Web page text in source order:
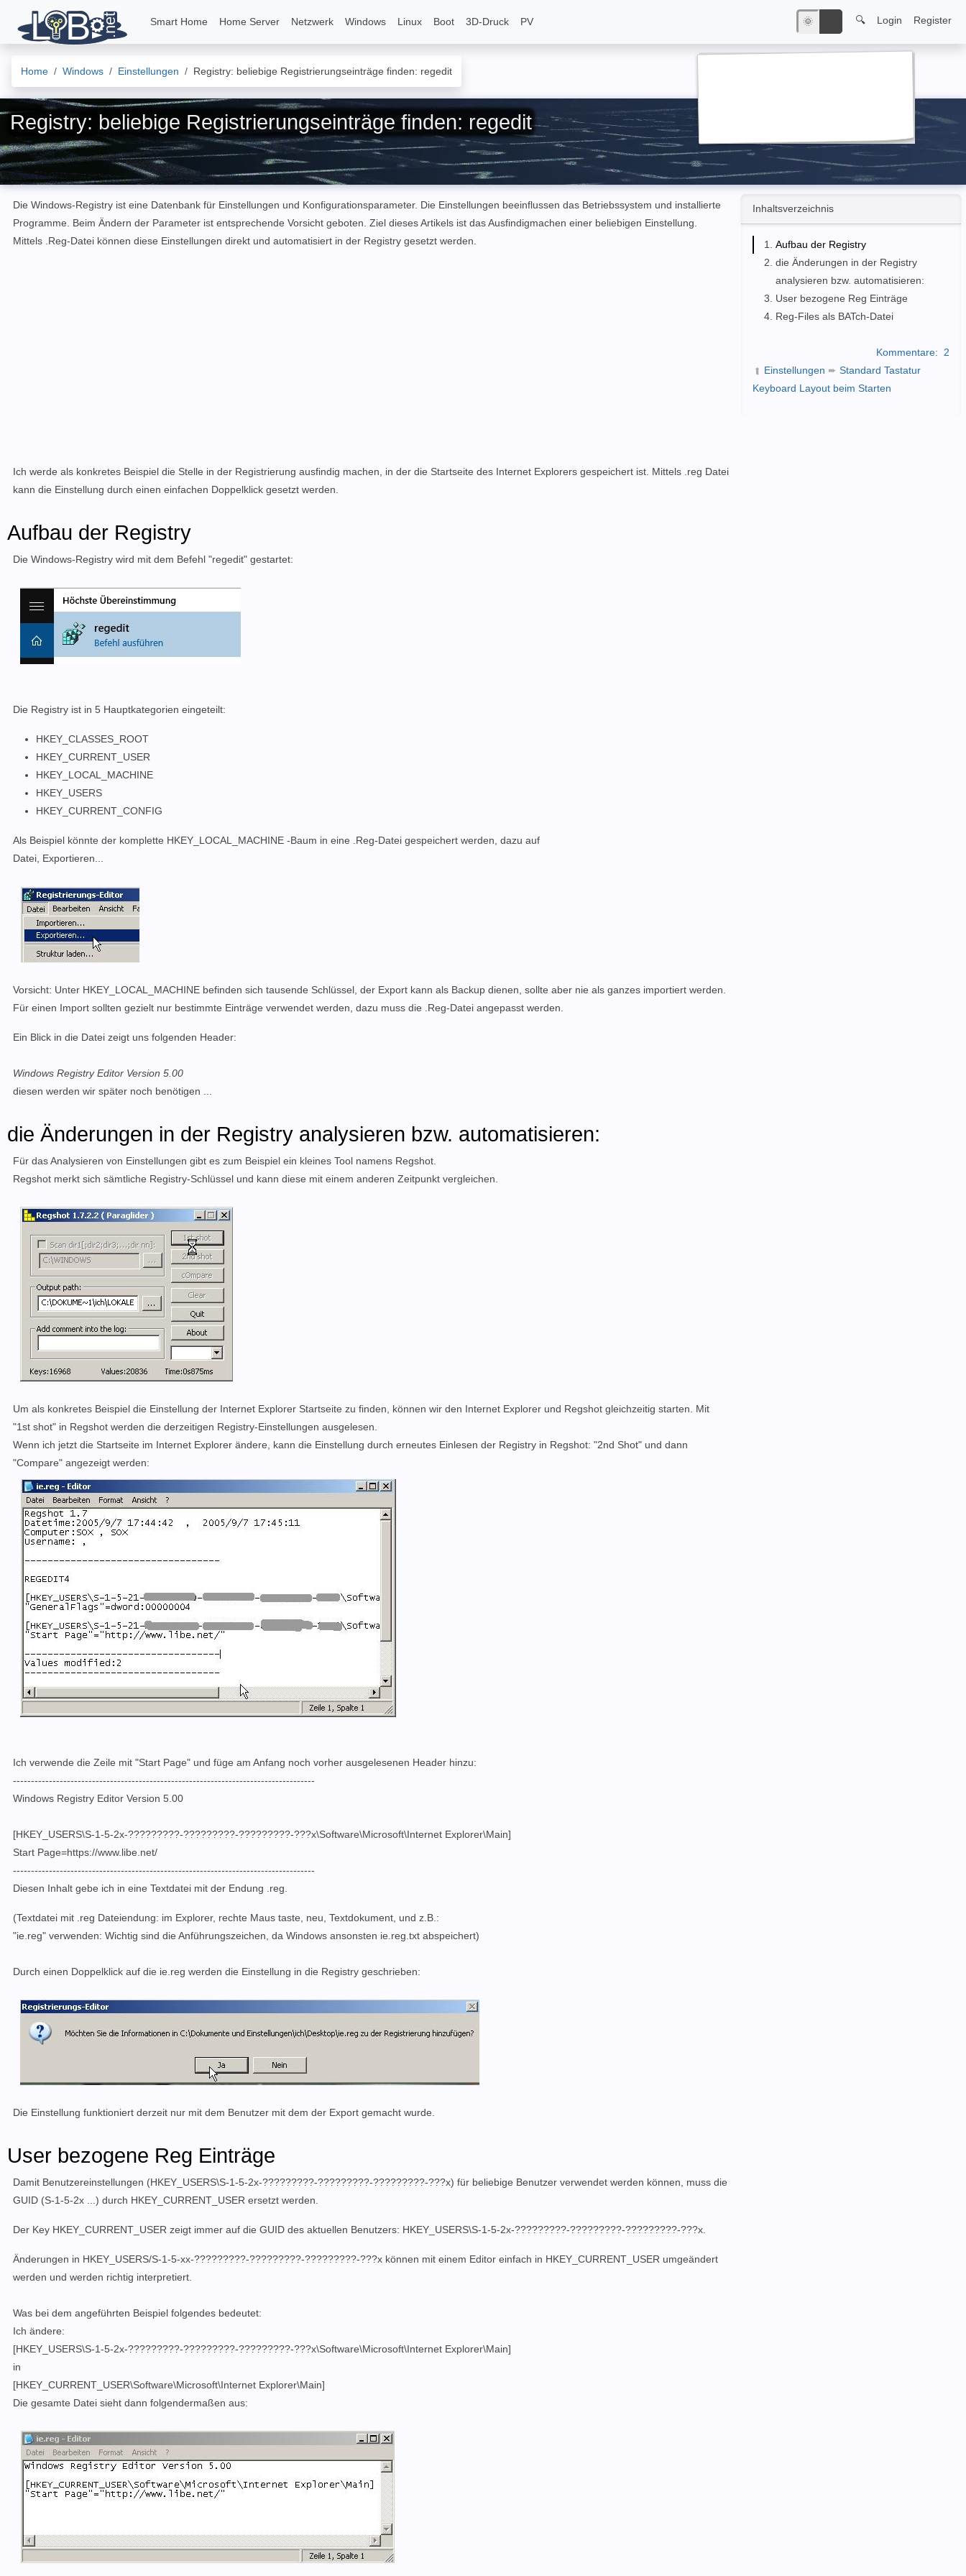
Smart Home Home Server Netzwerk Windows Linux Boot 3D-Druck PV 🌞 🔍 Login Register
Home Windows Einstellungen Registry: beliebige Registrierungseinträge finden: regedit
Registry: beliebige Registrierungseinträge finden: regedit
Inhaltsverzeichnis
Aufbau der Registry
die Änderungen in der Registry
analysieren bzw. automatisieren:
User bezogene Reg Einträge
Reg-Files als BATch-Datei
Kommentare: 2
➦ Einstellungen ➨ Standard Tastatur
Keyboard Layout beim Starten
Die Windows-Registry ist eine Datenbank für Einstellungen und Konfigurationsparameter. Die Einstellungen beeinflussen das Betriebssystem und installierte
Programme. Beim Ändern der Parameter ist entsprechende Vorsicht geboten. Ziel dieses Artikels ist das Ausfindigmachen einer beliebigen Einstellung.
Mittels .Reg-Datei können diese Einstellungen direkt und automatisiert in der Registry gesetzt werden.
Ich werde als konkretes Beispiel die Stelle in der Registrierung ausfindig machen, in der die Startseite des Internet Explorers gespeichert ist. Mittels .reg Datei
kann die Einstellung durch einen einfachen Doppelklick gesetzt werden.
Aufbau der Registry
Die Windows-Registry wird mit dem Befehl "regedit" gestartet:
Die Registry ist in 5 Hauptkategorien eingeteilt:
HKEY_CLASSES_ROOT
HKEY_CURRENT_USER
HKEY_LOCAL_MACHINE
HKEY_USERS
HKEY_CURRENT_CONFIG
Als Beispiel könnte der komplette HKEY_LOCAL_MACHINE -Baum in eine .Reg-Datei gespeichert werden, dazu auf
Datei, Exportieren...
Vorsicht: Unter HKEY_LOCAL_MACHINE befinden sich tausende Schlüssel, der Export kann als Backup dienen, sollte aber nie als ganzes importiert werden.
Für einen Import sollten gezielt nur bestimmte Einträge verwendet werden, dazu muss die .Reg-Datei angepasst werden.
Ein Blick in die Datei zeigt uns folgenden Header:
Windows Registry Editor Version 5.00
diesen werden wir später noch benötigen ...
die Änderungen in der Registry analysieren bzw. automatisieren:
Für das Analysieren von Einstellungen gibt es zum Beispiel ein kleines Tool namens Regshot.
Regshot merkt sich sämtliche Registry-Schlüssel und kann diese mit einem anderen Zeitpunkt vergleichen.
Um als konkretes Beispiel die Einstellung der Internet Explorer Startseite zu finden, können wir den Internet Explorer und Regshot gleichzeitig starten. Mit
"1st shot" in Regshot werden die derzeitigen Registry-Einstellungen ausgelesen.
Wenn ich jetzt die Startseite im Internet Explorer ändere, kann die Einstellung durch erneutes Einlesen der Registry in Regshot: "2nd Shot" und dann
"Compare" angezeigt werden:
Ich verwende die Zeile mit "Start Page" und füge am Anfang noch vorher ausgelesenen Header hinzu:
------------------------------------------------------------------------------------
Windows Registry Editor Version 5.00
[HKEY_USERS\S-1-5-2x-?????????-?????????-?????????-???x\Software\Microsoft\Internet Explorer\Main]
Start Page=https://www.libe.net/
------------------------------------------------------------------------------------
Diesen Inhalt gebe ich in eine Textdatei mit der Endung .reg.
(Textdatei mit .reg Dateiendung: im Explorer, rechte Maus taste, neu, Textdokument, und z.B.:
"ie.reg" verwenden: Wichtig sind die Anführungszeichen, da Windows ansonsten ie.reg.txt abspeichert)
Durch einen Doppelklick auf die ie.reg werden die Einstellung in die Registry geschrieben:
Die Einstellung funktioniert derzeit nur mit dem Benutzer mit dem der Export gemacht wurde.
User bezogene Reg Einträge
Damit Benutzereinstellungen (HKEY_USERS\S-1-5-2x-?????????-?????????-?????????-???x) für beliebige Benutzer verwendet werden können, muss die
GUID (S-1-5-2x ...) durch HKEY_CURRENT_USER ersetzt werden.
Der Key HKEY_CURRENT_USER zeigt immer auf die GUID des aktuellen Benutzers: HKEY_USERS\S-1-5-2x-?????????-?????????-?????????-???x.
Änderungen in HKEY_USERS/S-1-5-xx-?????????-?????????-?????????-???x können mit einem Editor einfach in HKEY_CURRENT_USER umgeändert
werden und werden richtig interpretiert.
Was bei dem angeführten Beispiel folgendes bedeutet:
Ich ändere:
[HKEY_USERS\S-1-5-2x-?????????-?????????-?????????-???x\Software\Microsoft\Internet Explorer\Main]
in
[HKEY_CURRENT_USER\Software\Microsoft\Internet Explorer\Main]
Die gesamte Datei sieht dann folgendermaßen aus: